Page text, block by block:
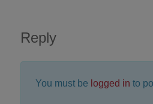
Reply
You must be logged in to